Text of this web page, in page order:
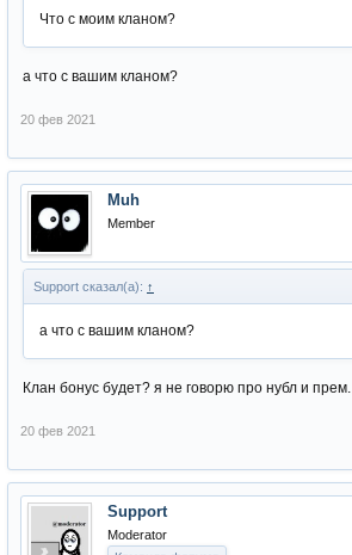
Что с моим кланом?
а что с вашим кланом?
20 фев 2021
Muh
Member
Support сказал(а): ↑
а что с вашим кланом?
Клан бонус будет? я не говорю про нубл и прем.
20 фев 2021
Support
Moderator